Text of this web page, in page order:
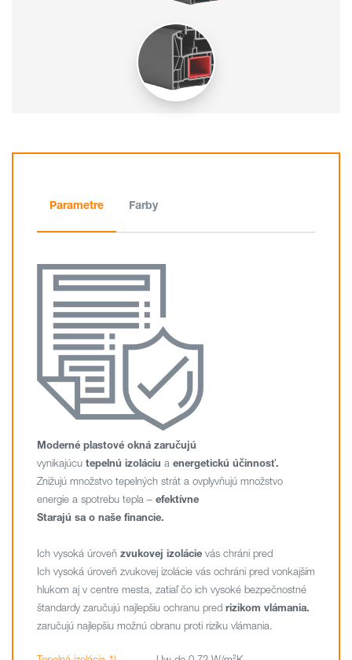
Parametre Farby
Moderné plastové okná zaručujú
vynikajúcu tepelnú izoláciu a energetickú účinnosť.
Znižujú množstvo tepelných strát a ovplyvňujú množstvo
energie a spotrebu tepla – efektívne
Starajú sa o naše financie.
Ich vysoká úroveň zvukovej izolácie vás chráni pred
Ich vysoká úroveň zvukovej izolácie vás ochráni pred vonkajším
hlukom aj v centre mesta, zatiaľ čo ich vysoké bezpečnostné
štandardy zaručujú najlepšiu ochranu pred rizikom vlámania.
zaručujú najlepšiu možnú obranu proti riziku vlámania.